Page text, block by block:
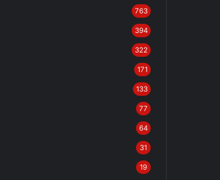
763
394
322
171
133
77
64
31
19